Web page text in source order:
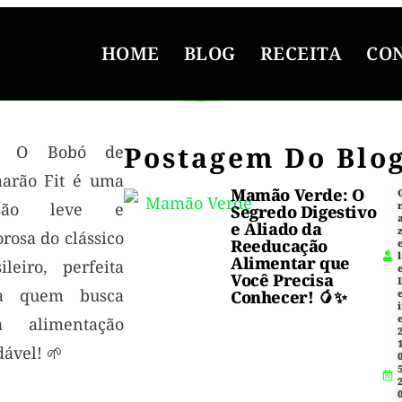
HOME BLOG RECEITA
Bobó de
Fit é uma
leve e
do clássico
perfeita
quem busca
alimentação
🌱
Postagem Do
Mamão Verde: O
Segredo Digestivo
e Aliado da
Reeducação
Alimentar que
Você Precisa
Conhecer! 🥭✨
r
l
2
0
2
0